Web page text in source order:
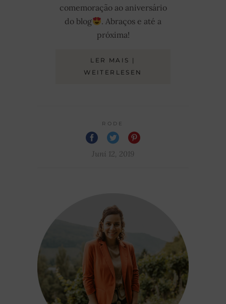
comemoração ao aniversário
do blog
. Abraços e até a
próxima!
LER MAIS |
WEITERLESEN
RODE
Juni 12, 2019